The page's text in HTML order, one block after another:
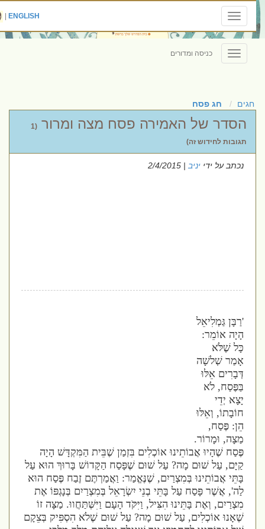
Toggle
navigation
ENGLISH
|
Toggle
navigation
כניסה ומדורים
חגים חג פסח
הסדר של האמירה פסח מצה ומרור
תגובות לחידוש זה)
נכתב על ידייניב| 2/4/2015
רַבָּן גַּמְלִיאֵל
הָיָה אוֹמֵר:
כָּל שֶׁלֹּא
אָמַר שְׁלשָׁה
דְּבָרִים אֵלּוּ
בַּפֶּסַח,לֹא
יָצָא יְדֵי
חוֹבָתוֹ,וְאֵלּוּ
:פֶּסַח,
מַצָה,וּמָרוֹר.
פֶּסַח שֶׁהָיוּ אֲבוֹתֵינוּ אוֹכְלִים בִּזְמַן שֶׁבֵּית הַמִּקְדָּשׁ הָיָה
קַיָּם,עַל שׁוּם מָה?עַל שׁוּם שֶׁפָּסַח הַקָּדוֹשׁ בָּרוּךְ הוּא עַל
בָּתֵּי אֲבוֹתֵינוּ בְּמִצְרַיִם,שֶׁנֶּאֱמַר:וַאֲמַרְתֶּם זֶבַח פֶּסַח הוּא
לַה'
,אֲשֶׁר פָּסַח עַל בָּתֵּי בְנֵי יִשְׂרָאֵל בְּמִצְרַיִם בְּנָגְפּוֹ אֶת
מִצְרַיִם,וְאֶת בָּתֵּינוּ הִצִּיל,וַיִּקֹּד הָעָם וַיִּשְּׁתַּחֲווּ.מַצָּה זוֹ
שֶׁאָנוּ אוֹכְלִים,עַל שׁוּם מָה?עַל שׁוּם שֶׁלֹא הִסְפִּיק בְּצֵקָם